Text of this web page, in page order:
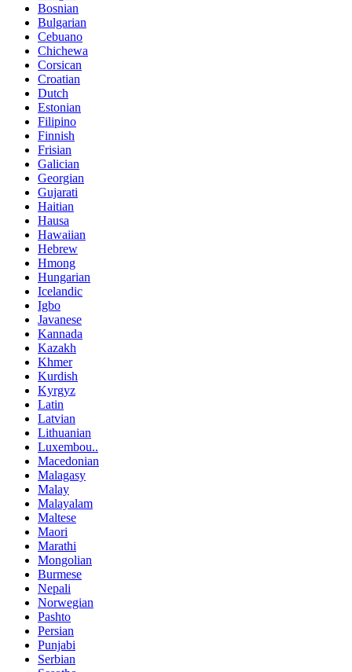
Bosnian
Bulgarian
Cebuano
Chichewa
Corsican
Croatian
Dutch
Estonian
Filipino
Finnish
Frisian
Galician
Georgian
Gujarati
Haitian
Hausa
Hawaiian
Hebrew
Hmong
Hungarian
Icelandic
Igbo
Javanese
Kannada
Kazakh
Khmer
Kurdish
Kyrgyz
Latin
Latvian
Lithuanian
Luxembou..
Macedonian
Malagasy
Malay
Malayalam
Maltese
Maori
Marathi
Mongolian
Burmese
Nepali
Norwegian
Pashto
Persian
Punjabi
Serbian